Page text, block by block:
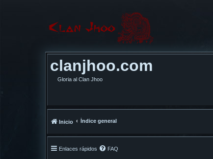
clanjhoo.com
Gloria al Clan Jhoo
Inicio Índice general
Enlaces rápidos FAQ